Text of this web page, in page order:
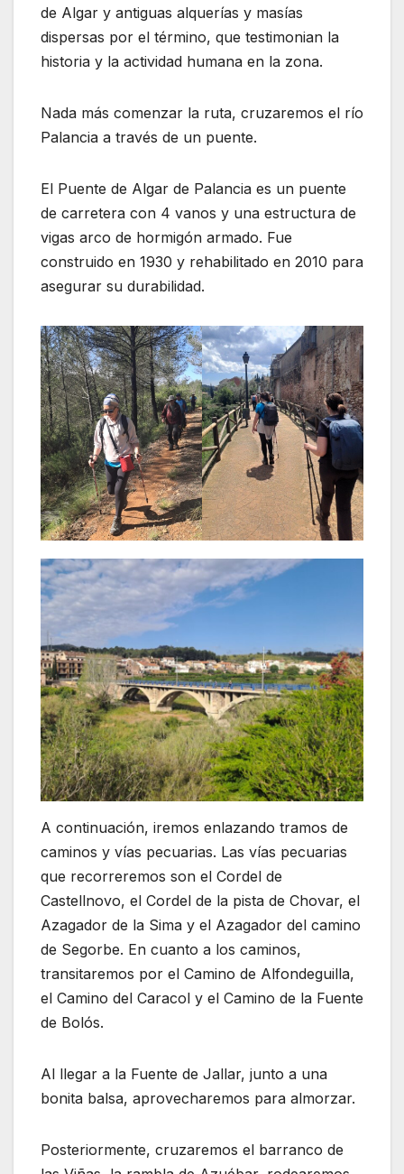
de Algar y antiguas alquerías y masías
dispersas por el término, que testimonian la
historia y la actividad humana en la zona.
Nada más comenzar la ruta, cruzaremos el río
Palancia a través de un puente.
El Puente de Algar de Palancia es un puente
de carretera con 4 vanos y una estructura de
vigas arco de hormigón armado. Fue
construido en 1930 y rehabilitado en 2010 para
asegurar su durabilidad.
A continuación, iremos enlazando tramos de
caminos y vías pecuarias. Las vías pecuarias
que recorreremos son el Cordel de
Castellnovo, el Cordel de la pista de Chovar, el
Azagador de la Sima y el Azagador del camino
de Segorbe. En cuanto a los caminos,
transitaremos por el Camino de Alfondeguilla,
el Camino del Caracol y el Camino de la Fuente
de Bolós.
Al llegar a la Fuente de Jallar, junto a una
bonita balsa, aprovecharemos para almorzar.
Posteriormente, cruzaremos el barranco de